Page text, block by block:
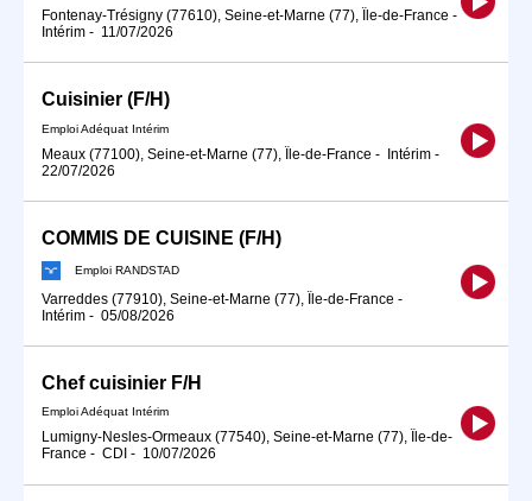
Fontenay-Trésigny (77610), Seine-et-Marne (77), Île-de-France -
Intérim - 11/07/2026
Cuisinier (F/H)
Emploi Adéquat Intérim
Meaux (77100), Seine-et-Marne (77), Île-de-France - Intérim -
22/07/2026
COMMIS DE CUISINE (F/H)
Emploi RANDSTAD
Varreddes (77910), Seine-et-Marne (77), Île-de-France -
Intérim - 05/08/2026
Chef cuisinier F/H
Emploi Adéquat Intérim
Lumigny-Nesles-Ormeaux (77540), Seine-et-Marne (77), Île-de-
France - CDI - 10/07/2026